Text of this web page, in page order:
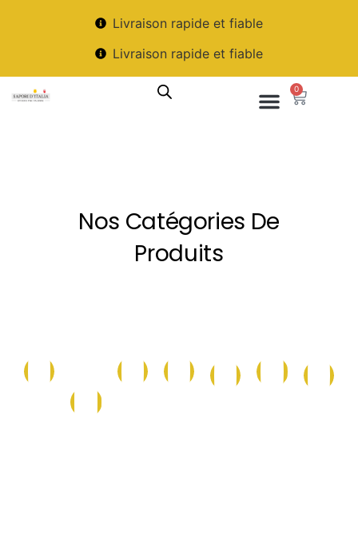
Livraison rapide et fiable
Livraison rapide et fiable
0
Nos Catégories De
Produits
La
Boutique
Conserves
Produits
de
Epicerie
Salée
Epicerie
Sucrée
Maison
et
Cave
Italienneet